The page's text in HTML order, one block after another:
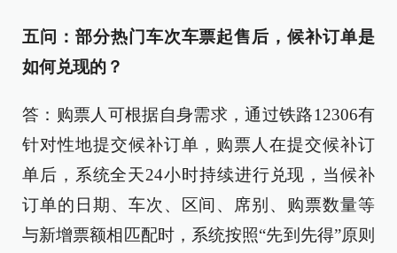
五问：部分热门车次车票起售后，候补订单是
如何兑现的？
答：购票人可根据自身需求，通过铁路12306有
针对性地提交候补订单，购票人在提交候补订
单后，系统全天24小时持续进行兑现，当候补
订单的日期、车次、区间、席别、购票数量等
与新增票额相匹配时，系统按照“先到先得”原则